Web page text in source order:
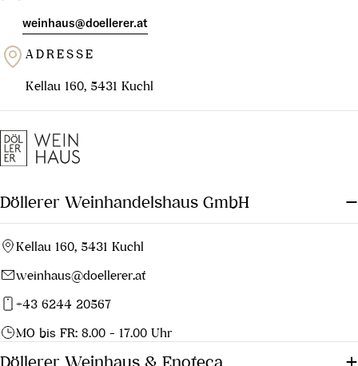
weinhaus@doellerer.at
ADRESSE
Kellau 160, 5431 Kuchl
Döllerer Weinhandelshaus GmbH
Kellau 160, 5431 Kuchl
weinhaus@doellerer.at
+43 6244 20567
MO bis FR: 8.00 - 17.00 Uhr
Döllerer Weinhaus & Enoteca